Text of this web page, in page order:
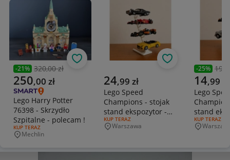
Poprzednia cena
-21% 320,00 zł
Aktualna cena
250,00 zł
Lego Harry Potter
76398 - Skrzydło
Szpitalne - polecam !
RODZAJ OFERTY:
KUP TERAZ
Miejscowość
Mechlin
Obserwuj
Aktualna cena
24,99 zł
Lego Speed
Champions - stojak
stand ekspozytor -
czteromiejscowy -
biały
RODZAJ OFERTY:
KUP TERAZ
Miejscowość
Warszawa
Obserwuj
-25%
Aktualna
14,99
Lego
stand
RODZAJ
KUP TERAZ